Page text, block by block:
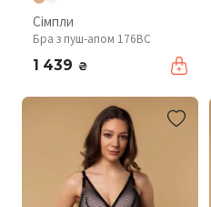
Сімпли
Бра з пуш-апом 176BC
1 439 ₴